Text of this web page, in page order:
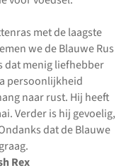
met de laagste
we de Blauwe Rus
dat menig liefhebber
persoonlijkheid
naar rust. Hij heeft
Verder is hij gevoelig,
dat de Blauwe
Rex